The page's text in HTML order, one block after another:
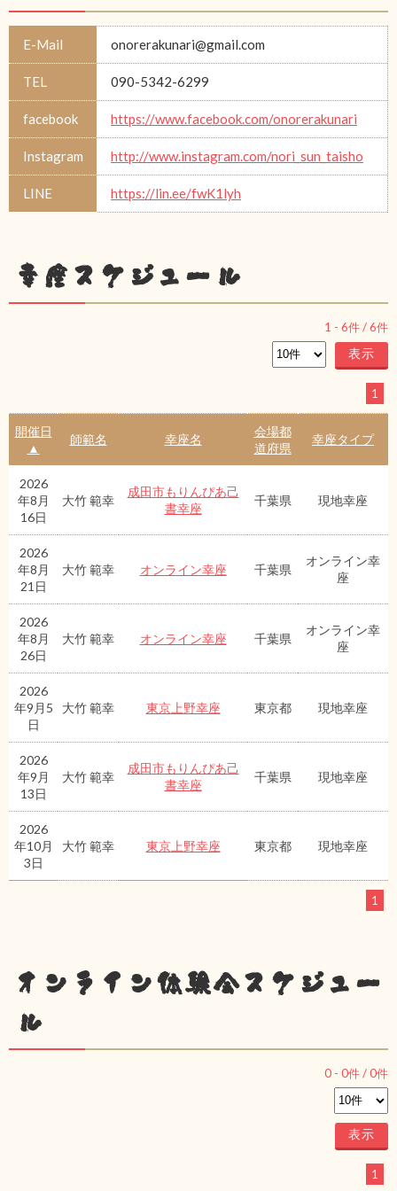
E-Mail onorerakunari@gmail.com
TEL 090-5342-6299
facebook https://www.facebook.com/onorerakunari
Instagram http://www.instagram.com/nori_sun_taisho
LINE https://lin.ee/fwK1lyh
幸座スケジュール
1 - 6件 /6件
1
開催日
▲
師範名 幸座名
会場都
道府県
幸座タイプ
2026
年8月
16日
大竹 範幸
成田市もりんぴあ己
書幸座
千葉県 現地幸座
2026
年8月
21日
大竹 範幸 オンライン幸座 千葉県
オンライン幸
座
2026
年8月
26日
大竹 範幸 オンライン幸座 千葉県
オンライン幸
座
2026
年9月5
日
大竹 範幸 東京上野幸座 東京都 現地幸座
2026
年9月
13日
大竹 範幸
成田市もりんぴあ己
書幸座
千葉県 現地幸座
2026
年10月
3日
大竹 範幸 東京上野幸座 東京都 現地幸座
1
オンライン体験会スケジュー
ル
0 - 0件 /0件
1